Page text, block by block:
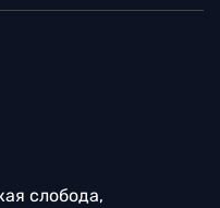
слобода,